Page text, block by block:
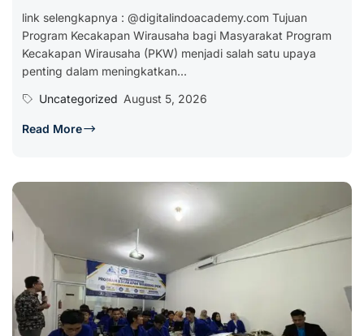
link selengkapnya : @digitalindoacademy.com Tujuan
Program Kecakapan Wirausaha bagi Masyarakat Program
Kecakapan Wirausaha (PKW) menjadi salah satu upaya
penting dalam meningkatkan...
Uncategorized August 5, 2026
Read More